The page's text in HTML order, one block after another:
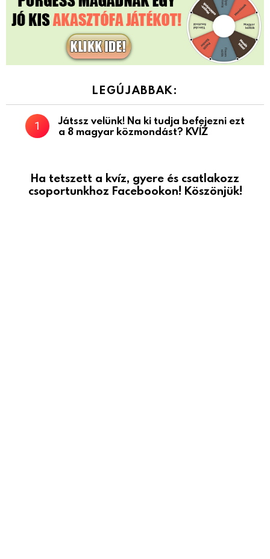
LEGÚJABBAK:
Játssz velünk! Na ki tudja befejezni ezt
a 8 magyar közmondást? KVÍZ
Ha tetszett a kvíz, gyere és csatlakozz
csoportunkhoz Facebookon! Köszönjük!